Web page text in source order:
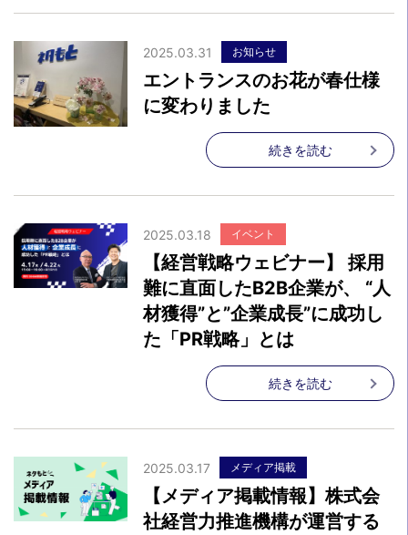
2025.03.31 お知らせ
エントランスのお花が春仕様
に変わりました
続きを読む
2025.03.18 イベント
【経営戦略ウェビナー】 採用
難に直面したB2B企業が、 “人
材獲得”と”企業成長”に成功し
た「PR戦略」とは
続きを読む
2025.03.17 メディア掲載
【メディア掲載情報】株式会
社経営力推進機構が運営する